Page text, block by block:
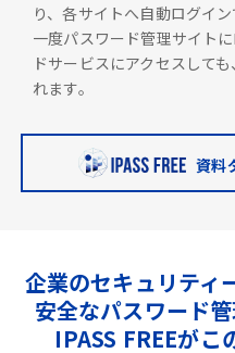
り、各サイトへ自動ログイ
一度パスワード管理サイト
ドサービスにアクセスして
れます。
資料
企業のセキュリティ
安全なパスワード
IPASS FREEがこ